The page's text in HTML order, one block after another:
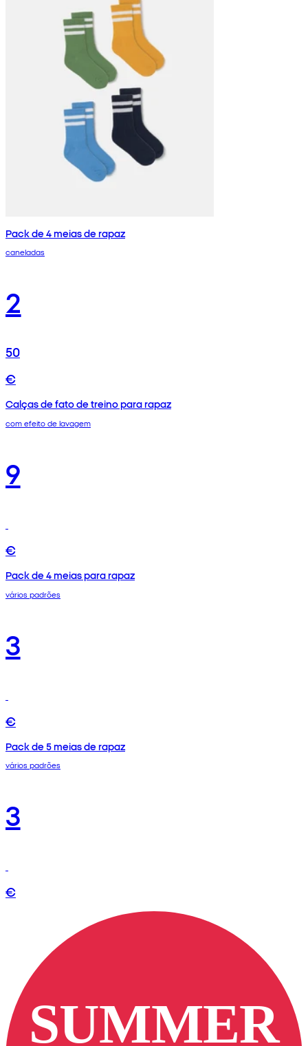
Pack de 4 meias de rapaz
caneladas
2
50
€
Calças de fato de treino para rapaz
com efeito de lavagem
9
€
Pack de 4 meias para rapaz
vários padrões
3
€
Pack de 5 meias de rapaz
vários padrões
3
€